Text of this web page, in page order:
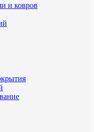
и ковров